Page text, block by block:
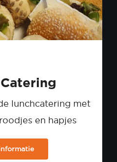
lunchcatering met
en hapjes